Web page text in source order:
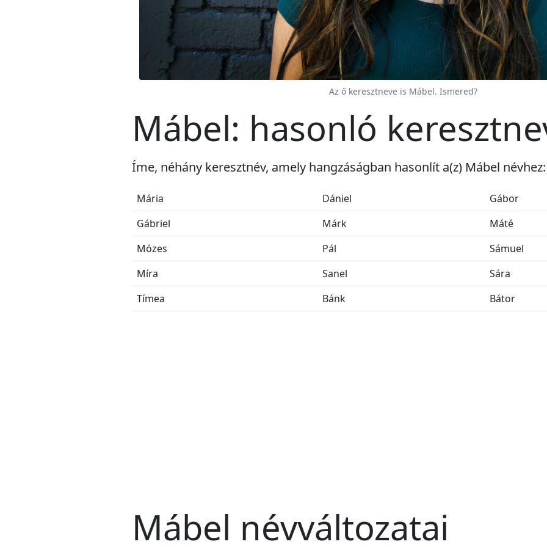
Az ő keresztneve is Mábel. Ismered?
Mábel: hasonló
Íme, néhány keresztnév, amely hangzáságban hasonlít a(z) Mábel névhez:
Mária Dániel
Gábor
Gábriel
Márk
Máté
Mózes
Pál
Sámuel
Míra
Sanel
Sára
Tímea
Bánk Bátor
Mábel névváltozatai